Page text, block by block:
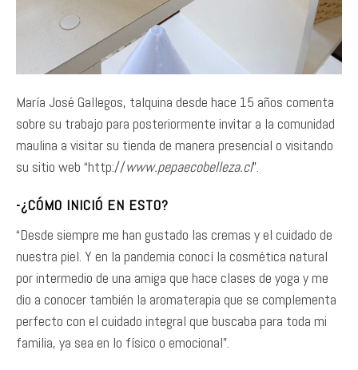
María José Gallegos, talquina desde hace 15 años comenta
sobre su trabajo para posteriormente invitar a la comunidad
maulina a visitar su tienda de manera presencial o visitando
su sitio web “http://www.pepaecobelleza.cl”.
-¿CÓMO INICIÓ EN ESTO?
“Desde siempre me han gustado las cremas y el cuidado de
nuestra piel. Y en la pandemia conocí la cosmética natural
por intermedio de una amiga que hace clases de yoga y me
dio a conocer también la aromaterapia que se complementa
perfecto con el cuidado integral que buscaba para toda mi
familia, ya sea en lo físico o emocional”.